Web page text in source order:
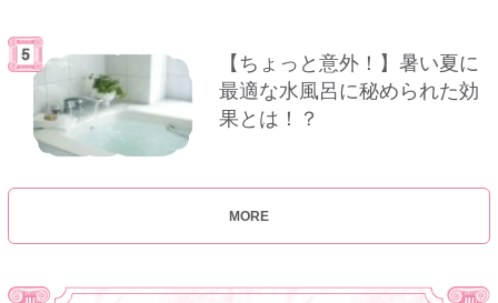
【ちょっと意外！】暑い夏に
最適な水風呂に秘められた効
果とは！？
MORE